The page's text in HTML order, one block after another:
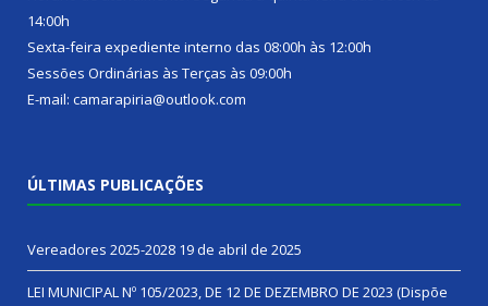
14:00h
Sexta-feira expediente interno das 08:00h às 12:00h
Sessões Ordinárias às Terças às 09:00h
E-mail: camarapiria@outlook.com
ÚLTIMAS PUBLICAÇÕES
Vereadores 2025-2028 19 de abril de 2025
LEI MUNICIPAL Nº 105/2023, DE 12 DE DEZEMBRO DE 2023 (Dispõe